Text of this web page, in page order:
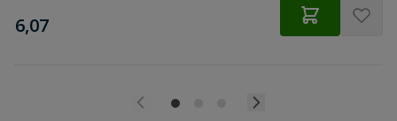
€
6,07